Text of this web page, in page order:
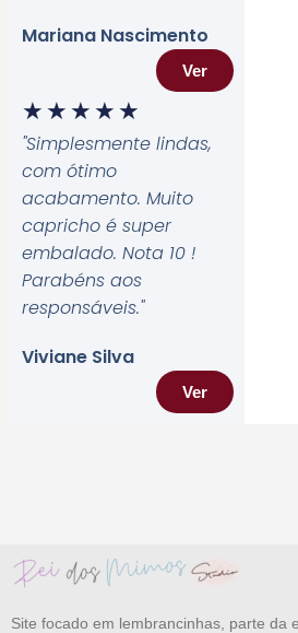
Mariana Nascimento
Ver
★ ★ ★ ★ ★
"Simplesmente lindas,
com ótimo
acabamento. Muito
capricho é super
embalado. Nota 10 !
Parabéns aos
responsáveis."
Viviane Silva
Ver
Site focado em lembrancinhas, parte da